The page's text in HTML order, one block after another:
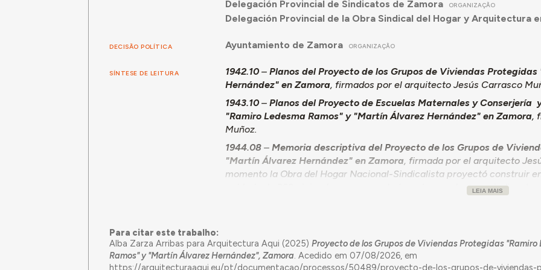
Delegación Provincial de Sindicatos de Zamora ORGANIZAÇÃO
Delegación Provincial de la Obra Sindical del Hogar y Arquitectura
DECISÃO POLÍTICA Ayuntamiento de Zamora ORGANIZAÇÃO
SÍNTESE DE LEITURA 1942.10–Planos del Proyecto de los Grupos de Viviendas
Hernández" en Zamora, firmados por el arquitecto Jesús Carrasco
1943.10–Planos del Proyecto de Escuelas Maternales y Conserjería
"Ramiro Ledesma Ramos" y "Martín Álvarez Hernández" en Zamora,
Muñoz.
1944.08 –Memoria descriptiva del Proyecto de los Grupos de
"Martín Álvarez Hernández" en Zamora, firmada por el arquitecto
momento la Obra del Hogar Nacional-Sindicalista proyectó construir
poblado de 268 viviendas que se cederían a los productores
General de Arquitectura.
El grupo, posteriormente denominado Ramiro Ledesma Ramos,
LEIA MAIS
Para citar este trabalho:
Alba Zarza Arribas para Arquitectura Aqui (2025)Proyecto de los Grupos de Viviendas Protegidas "Ramiro
Ramos" y "Martín Álvarez Hernández", Zamora. Acedido em 07/08/2026, em
https://arquitecturaaqui.eu/pt/documentacao/processos/50489/proyecto-de-los-grupos-de-viviendas-